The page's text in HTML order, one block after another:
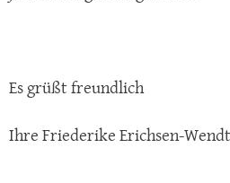
Es grüßt freundlich
Ihre Friederike Erichsen-